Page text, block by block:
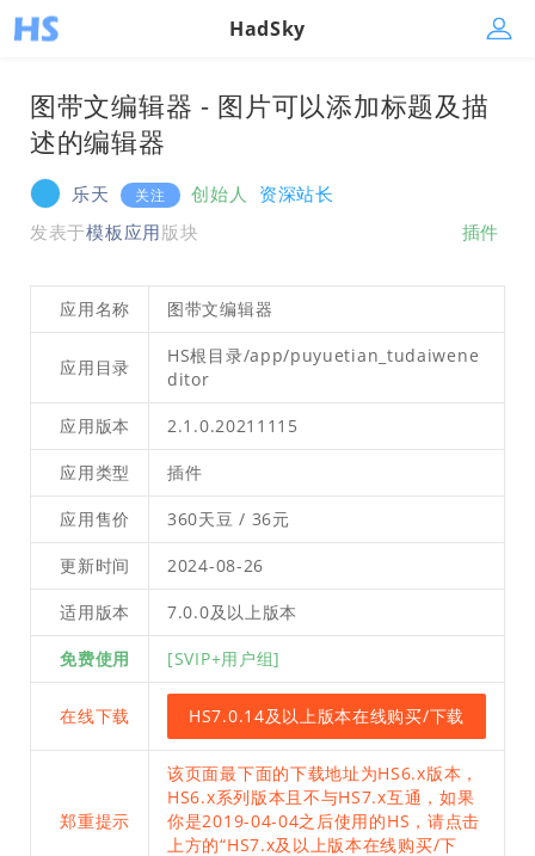
HadSky
图带文编辑器 - 图片可以添加标题及描
述的编辑器
乐天 关注 创始人
资深站长
发表于模板应用版块 插件
应用名称 图带文编辑器
应用目录
HS根目录/app/puyuetian_tudaiwene
ditor
应用版本 2.1.0.20211115
应用类型 插件
应用售价 360天豆 / 36元
更新时间 2024-08-26
适用版本 7.0.0及以上版本
免费使用 [SVIP+用户组]
在线下载 HS7.0.14及以上版本在线购买/下载
郑重提示
该页面最下面的下载地址为HS6.x版本，
HS6.x系列版本且不与HS7.x互通，如果
你是2019-04-04之后使用的HS，请点击
上方的“HS7.x及以上版本在线购买/下